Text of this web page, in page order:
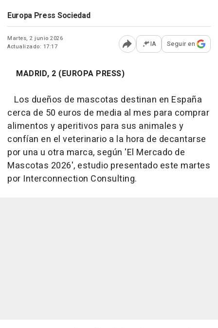
Europa Press Sociedad
Martes, 2 junio 2026
Actualizado: 17:17
Abrir opciones para
IA Seguir en
MADRID, 2 (EUROPA PRESS)
Los dueños de mascotas destinan en España
cerca de 50 euros de media al mes para comprar
alimentos y aperitivos para sus animales y
confían en el veterinario a la hora de decantarse
por una u otra marca, según 'El Mercado de
Mascotas 2026', estudio presentado este martes
por Interconnection Consulting.